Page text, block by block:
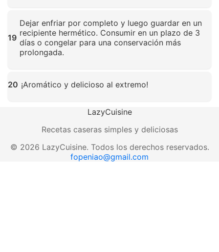
19
Dejar enfriar por completo y luego guardar en un
recipiente hermético. Consumir en un plazo de 3
días o congelar para una conservación más
prolongada.
20 ¡Aromático y delicioso al extremo!
LazyCuisine
Recetas caseras simples y deliciosas
© 2026 LazyCuisine. Todos los derechos reservados.
fopeniao@gmail.com